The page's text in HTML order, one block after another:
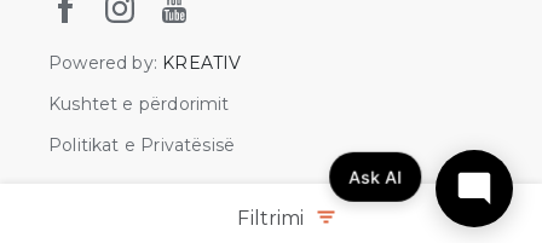
Filtrimi
Powered by: KREATIV
Kushtet e përdorimit
Politikat e Privatësisë
© 2021 Kreativ Qeramika. Të gjitha të drejtat e rezervuara
Ask AI